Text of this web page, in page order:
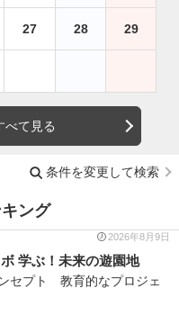
27 28 29
べて見る
条件を変更して検索
ング
2026年8月9日
学ぶ！未来の遊園地
セプト 教育的なプロジェ